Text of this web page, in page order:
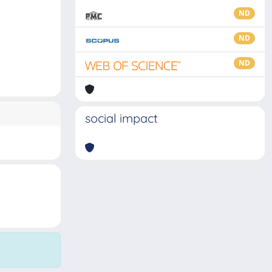
ND
ND
ND
social impact